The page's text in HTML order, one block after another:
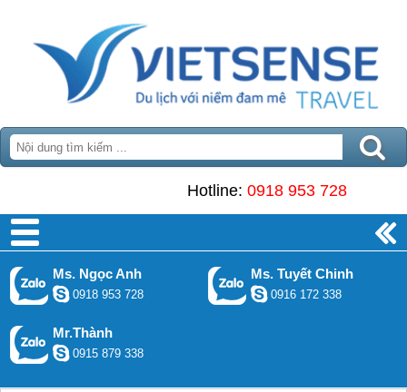
Hotline: 0918 953 728
Ms. Ngọc Anh
0918 953 728
Ms. Tuyết Chinh
0916 172 338
Mr.Thành
0915 879 338